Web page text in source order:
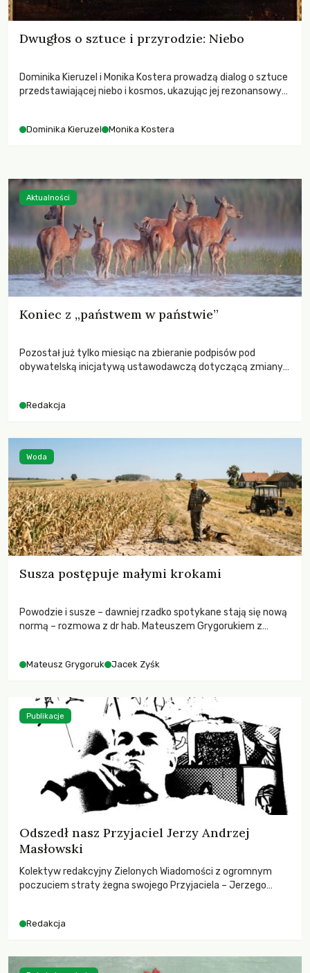
Dwugłos o sztuce i przyrodzie: Niebo
Dominika Kieruzel i Monika Kostera prowadzą dialog o sztuce
przedstawiającej niebo i kosmos, ukazując jej rezonansowy
Dominika Kieruzel Monika Kostera
Koniec z „państwem w państwie”
Pozostał już tylko miesiąc na zbieranie podpisów pod
obywatelską inicjatywą ustawodawczą dotyczącą zmiany
niezwykle korzystne rozwiązania dla przyrody i zwierząt,
funkcjonowania łowiectwa w Polsce.
Redakcja
Aktualności
Susza postępuje małymi krokami
Powodzie i susze – dawniej rzadko spotykane stają się nową
normą – rozmowa z dr hab. Mateuszem Grygorukiem z
Mateusz Grygoruk Jacek Zyśk
Woda
Odszedł nasz Przyjaciel Jerzy Andrzej
Masłowski
Kolektyw redakcyjny Zielonych Wiadomości z ogromnym
poczuciem straty żegna swojego Przyjaciela – Jerzego
Redakcja
Publikacje